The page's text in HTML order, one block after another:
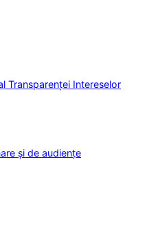
Transparenței Intereselor
și de audiențe